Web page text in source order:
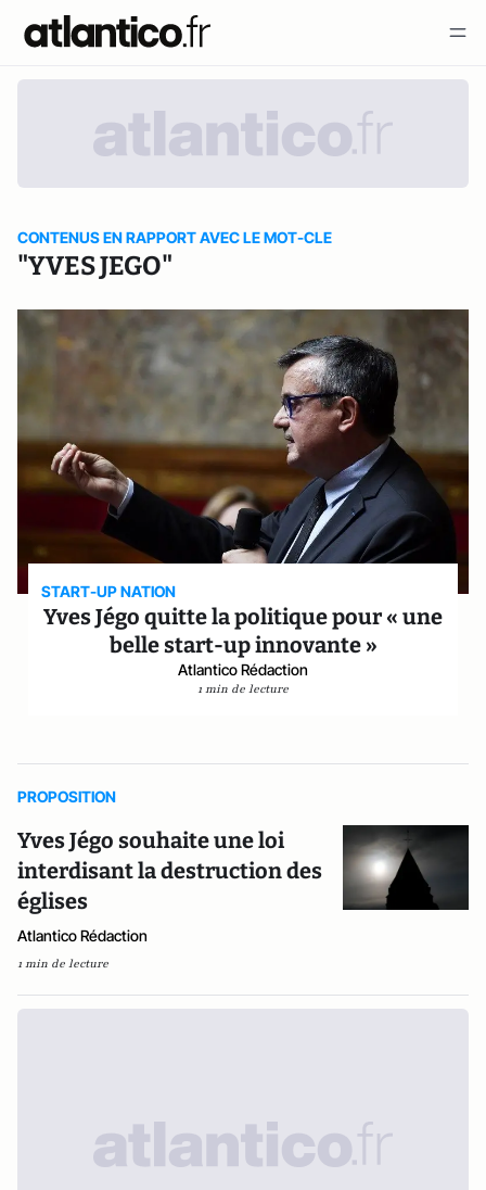
CONTENUS EN RAPPORT AVEC LE MOT-CLE
"YVES JEGO"
START-UP NATION
Yves Jégo quitte la politique pour « une
belle start-up innovante »
Atlantico Rédaction
1 min de lecture
PROPOSITION
Yves Jégo souhaite une loi
interdisant la destruction des
églises
Atlantico Rédaction
1 min de lecture